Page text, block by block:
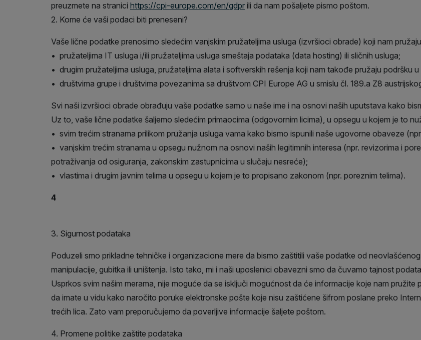
preuzmete na stranici https://cpi-europe.com/en/gdpr ili da nam pošaljete pismo poštom.
2. Kome će vaši podaci biti preneseni?
Vaše lične podatke prenosimo sledećim vanjskim pružateljima usluga (izvršioci obrade) koji nam
• pružateljima IT usluga i/ili pružateljima usluga smeštaja podataka (data hosting) ili sličnih usluga;
• drugim pružateljima usluga, pružateljima alata i softverskih rešenja koji nam takođe pružaju podršku
• društvima grupe i društvima povezanima sa društvom CPI Europe AG u smislu čl. 189.a Z8
Svi naši izvršioci obrade obrađuju vaše podatke samo u naše ime i na osnovi naših uputstava kako
Uz to, vaše lične podatke šaljemo sledećim primaocima (odgovornim licima), u opsegu u kojem je to
• svim trećim stranama prilikom pružanja usluga vama kako bismo ispunili naše ugovorne obaveze
• vanjskim trećim stranama u opsegu nužnom na osnovi naših legitimnih interesa (npr. revizorima i
potraživanja od osiguranja, zakonskim zastupnicima u slučaju nesreće);
• vlastima i drugim javnim telima u opsegu u kojem je to propisano zakonom (npr. poreznim telima).
4
3. Sigurnost podataka
Poduzeli smo prikladne tehničke i organizacione mere da bismo zaštitili vaše podatke od
manipulacije, gubitka ili uništenja. Isto tako, mi i naši uposlenici obavezni smo da čuvamo tajnost
Usprkos svim našim merama, nije moguće da se isključi mogućnost da će informacije koje nam
da imate u vidu kako naročito poruke elektronske pošte koje nisu zaštićene šifrom poslane preko
trećih lica. Zato vam preporučujemo da poverljive informacije šaljete poštom.
4. Promene politike zaštite podataka